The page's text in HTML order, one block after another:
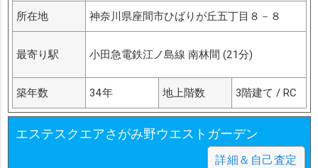
所在地 神奈川県座間市ひばりが丘五丁目８－８
最寄り駅 小田急電鉄江ノ島線 南林間 (21分)
築年数 34年 地上階数 3階建て / RC
エステスクエアさがみ野ウエストガーデン
詳細＆自己査定